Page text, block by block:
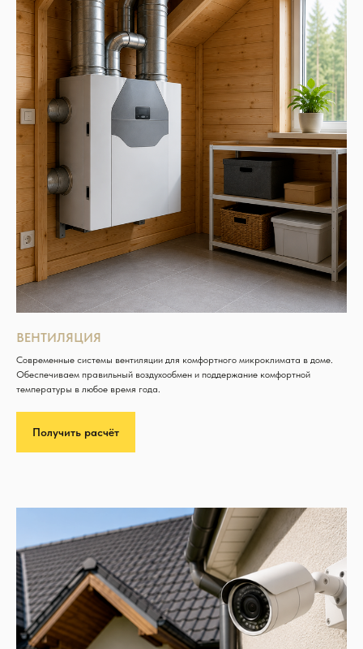
ВЕНТИЛЯЦИЯ
Современные системы вентиляции для комфортного микроклимата в доме.
Обеспечиваем правильный воздухообмен и поддержание комфортной
температуры в любое время года.
Получить расчёт